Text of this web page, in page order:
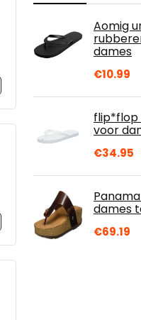
Aomig
dames
€10.99
flip*flop
voor
€34.95
dames
€69.19